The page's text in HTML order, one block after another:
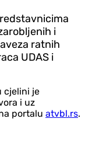
i
ratnih
UDAS i
cjelini je
i uz
portalu atvbl.rs.